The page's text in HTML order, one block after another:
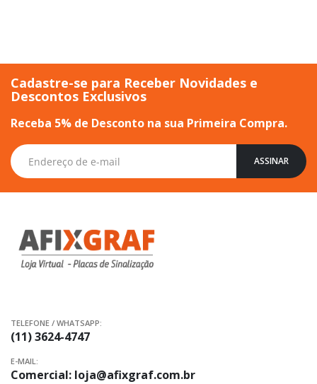
Cadastre-se para Receber Novidades e
Descontos Exclusivos
Receba 5% de Desconto na sua Primeira Compra.
Inscreva-
se
na
ASSINAR
TELEFONE / WHATSAPP:
(11) 3624-4747
E-MAIL:
Comercial: loja@afixgraf.com.br